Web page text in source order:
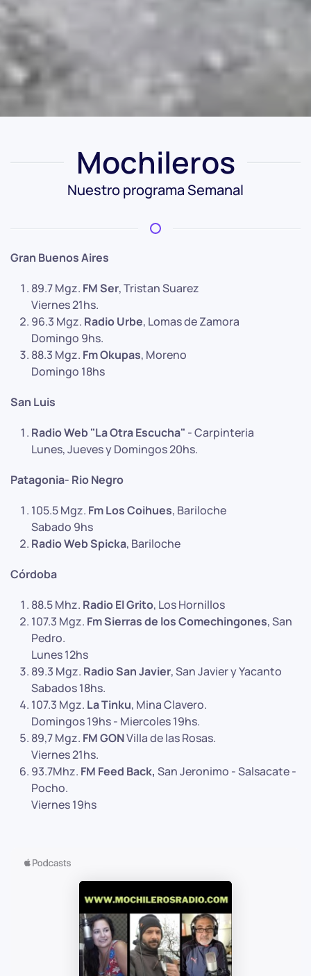
Mochileros
Nuestro programa Semanal
Gran Buenos Aires
89.7 Mgz. FM Ser, Tristan Suarez
Viernes 21hs.
96.3 Mgz. Radio Urbe, Lomas de Zamora
Domingo 9hs.
88.3 Mgz. Fm Okupas, Moreno
Domingo 18hs
San Luis
Radio Web "La Otra Escucha" - Carpinteria
Lunes, Jueves y Domingos 20hs.
Patagonia- Rio Negro
105.5 Mgz. Fm Los Coihues, Bariloche
Sabado 9hs
Radio Web Spicka, Bariloche
Córdoba
88.5 Mhz. Radio El Grito, Los Hornillos
107.3 Mgz. Fm Sierras de los Comechingones, San
Pedro.
Lunes 12hs
89.3 Mgz. Radio San Javier, San Javier y Yacanto
Sabados 18hs.
107.3 Mgz. La Tinku, Mina Clavero.
Domingos 19hs - Miercoles 19hs.
89,7 Mgz. FM GONVilla de las Rosas.
Viernes 21hs.
93.7Mhz. FM Feed Back, San Jeronimo - Salsacate -
Pocho.
Viernes 19hs